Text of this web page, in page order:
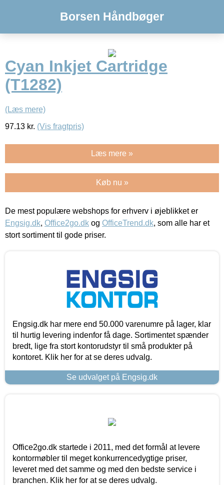
Borsen Håndbøger
Cyan Inkjet Cartridge
(T1282)
(Læs mere)
97.13 kr. (Vis fragtpris)
Læs mere »
Køb nu »
De mest populære webshops for erhverv i øjeblikket er
Engsig.dk, Office2go.dk og OfficeTrend.dk, som alle har et
stort sortiment til gode priser.
Engsig.dk har mere end 50.000 varenumre på lager, klar
til hurtig levering indenfor få dage. Sortimentet spænder
bredt, lige fra stort kontorudstyr til små produkter på
kontoret. Klik her for at se deres udvalg.
Se udvalget på Engsig.dk
Office2go.dk startede i 2011, med det formål at levere
kontormøbler til meget konkurrencedygtige priser,
leveret med det samme og med den bedste service i
branchen. Klik her for at se deres udvalg.